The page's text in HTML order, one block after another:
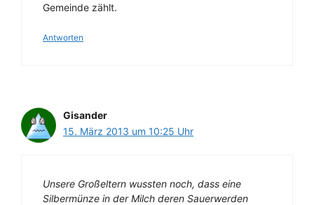
Gemeinde zählt.
Antworten
Gisander
15. März 2013 um 10:25 Uhr
Unsere Großeltern wussten noch, dass eine
Silbermünze in der Milch deren Sauerwerden